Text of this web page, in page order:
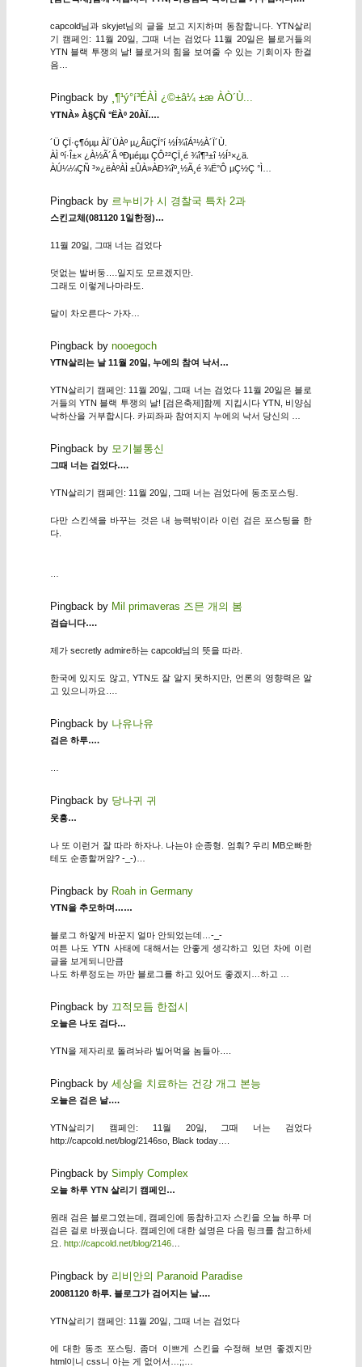
capcold님과 skyjet님의 글을 보고 지지하며 동참합니다. YTN살리
기 캠페인: 11월 20일, 그때 너는 검었다 11월 20일은 블로거들의
YTN 블랙 투쟁의 날! 블로거의 힘을 보여줄 수 있는 기회이자 한걸
음…
Pingback by ¸¶¹ý°í³ÉÀÌ ¿©±â¼­ ±æ ÀÒ´Ù...
YTNÀ» À§ÇÑ °ËÀº 20ÀÏ….
´Ü ÇÏ·ç¶óµµ ÀÏ´ÜÀº µ¿ÂüÇÏ°í ½Í¾îÁ³½À´Ï´Ù.
ÀÌ ºí·Î±× ¿À½Ã´Â ºÐµéµµ ÇÔ²²ÇÏ¸é ¾î¶³±î ½Í³×¿ä.
ÀÚ¼¼ÇÑ ³»¿ëÀºÀÌ ±ÛÀ»ÀÐ¾îº¸½Ã¸é ¾Ë°Ô µÇ½Ç °Ì…
Pingback by 르누비가 시 경찰국 특차 2과
스킨교체(081120 1일한정)…
11월 20일, 그때 너는 검었다
덧없는 발버둥….일지도 모르겠지만.
그래도 이렇게나마라도.
달이 차오른다~ 가자…
Pingback by nooegoch
YTN살리는 날 11월 20일, 누에의 참여 낙서…
YTN살리기 캠페인: 11월 20일, 그때 너는 검었다 11월 20일은 블로
거들의 YTN 블랙 투쟁의 날! [검은축제]함께 지킵시다 YTN, 비양심
낙하산을 거부합시다. 카피좌파 참여지지 누에의 낙서 당신의 …
Pingback by 모기불통신
그때 너는 검었다….
YTN살리기 캠페인: 11월 20일, 그때 너는 검었다에 동조포스팅.
다만 스킨색을 바꾸는 것은 내 능력밖이라 이런 검은 포스팅을 한
다.
Pingback by Mil primaveras 즈믄 개의 봄
검습니다….
제가 secretly admire하는 capcold님의 뜻을 따라.
한국에 있지도 않고, YTN도 잘 알지 못하지만, 언론의 영향력은 알
고 있으니까요….
Pingback by 나유나유
검은 하루….
Pingback by 당나귀 귀
웃흥…
나 또 이런거 잘 따라 하자나. 나는야 순종형. 엄훠? 우리 MB오빠한
테도 순종할꺼얌? -_-)…
Pingback by Roah in Germany
YTN을 추모하며……
블로그 하얗게 바꾼지 얼마 안되었는데…-_-
여튼 나도 YTN 사태에 대해서는 안좋게 생각하고 있던 차에 이런
글을 보게되니만큼
나도 하루정도는 까만 블로그를 하고 있어도 좋겠지…하고 …
Pingback by 끄적모듬 한접시
오늘은 나도 검다…
YTN을 제자리로 돌려놔라 빌어먹을 놈들아….
Pingback by 세상을 치료하는 건강 개그 본능
오늘은 검은 날….
YTN살리기 캠페인: 11월 20일, 그때 너는 검었다
http://capcold.net/blog/2146so, Black today….
Pingback by Simply Complex
오늘 하루 YTN 살리기 캠페인…
원래 검은 블로그였는데, 캠페인에 동참하고자 스킨을 오늘 하루 더
검은 걸로 바꿨습니다. 캠페인에 대한 설명은 다음 링크를 참고하세
요.
http://capcold.net/blog/2146…
Pingback by 리비안의 Paranoid Paradise
20081120 하루. 블로그가 검어지는 날….
YTN살리기 캠페인: 11월 20일, 그때 너는 검었다
에 대한 동조 포스팅. 좀더 이쁘게 스킨을 수정해 보면 좋겠지만
html이니 css니 아는 게 없어서…;;…